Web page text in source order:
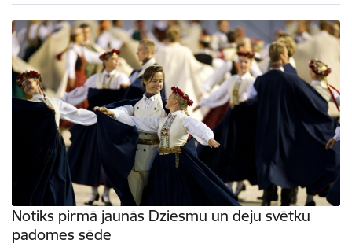
Notiks pirmā jaunās Dziesmu un deju svētku
padomes sēde